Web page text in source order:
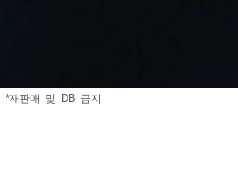
*재판매 및 DB 금지